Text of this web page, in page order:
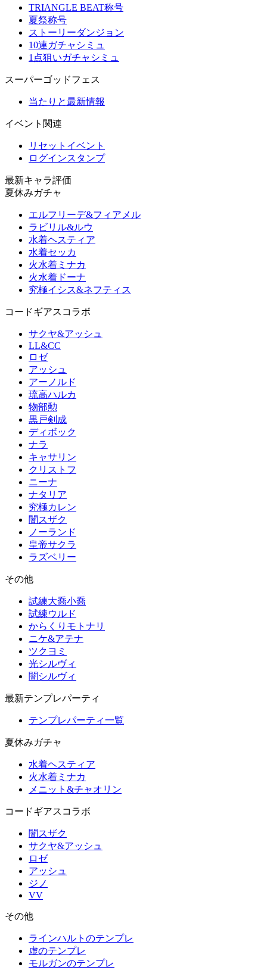
TRIANGLE BEAT称号
夏祭称号
ストーリーダンジョン
10連ガチャシミュ
1点狙いガチャシミュ
スーパーゴッドフェス
当たりと最新情報
イベント関連
リセットイベント
ログインスタンプ
最新キャラ評価
夏休みガチャ
エルフリーデ&フィアメル
ラビリル&ルウ
水着ヘスティア
水着セッカ
火水着ミナカ
火水着ドーナ
究極イシス&ネフティス
コードギアスコラボ
サクヤ&アッシュ
LL&CC
ロゼ
アッシュ
アーノルド
琉高ハルカ
物部勲
黒戸剣成
ディボック
ナラ
キャサリン
クリストフ
ニーナ
ナタリア
究極カレン
闇スザク
ノーランド
皇帝サクラ
ラズベリー
その他
試練大喬小喬
試練ウルド
からくりモトナリ
ニケ&アテナ
ツクヨミ
光シルヴィ
闇シルヴィ
最新テンプレパーティ
テンプレパーティ一覧
夏休みガチャ
水着ヘスティア
火水着ミナカ
メニット&チャオリン
コードギアスコラボ
闇スザク
サクヤ&アッシュ
ロゼ
アッシュ
ジノ
VV
その他
ラインハルトのテンプレ
虚のテンプレ
モルガンのテンプレ